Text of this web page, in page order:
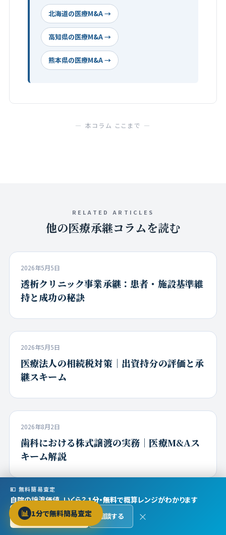
北海道の医療M&A →
高知県の医療M&A →
熊本県の医療M&A →
— 本コラム ここまで —
RELATED ARTICLES
他の医療承継コラムを読む
2026年5月5日
透析クリニック事業承継：患者・施設基準維
持と成功の秘訣
2026年5月5日
医療法人の相続税対策｜出資持分の評価と承
継スキーム
2026年8月2日
歯科における株式譲渡の実務｜医療M&Aス
キーム解説
コラム一覧をすべて見る →
📊 1分で無料簡易査定
💴 無料簡易査定
自院の譲渡価値、いくら？1分・無料で概算レンジがわかります
無料で査定する →
相談する ×
Protected by reCAPTCHA ·